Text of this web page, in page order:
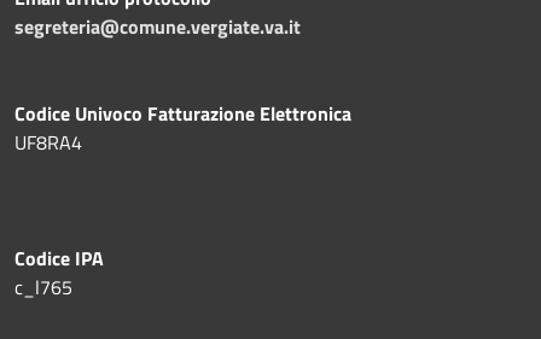
segreteria@comune.vergiate.va.it
Codice Univoco Fatturazione Elettronica
UF8RA4
Codice IPA
c_l765